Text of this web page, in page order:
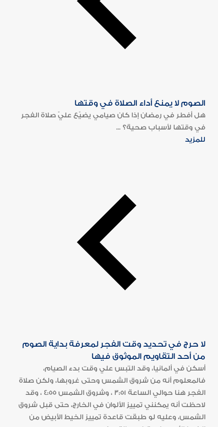
الصوم لا يمنع أداء الصلاة في وقتها
هل أفطر في رمضان إذا كان صيامي يضيّع عليّ صلاة الفجر
في وقتها لأسباب صحية؟ ...
للمزيد
لا حرج في تحديد وقت الفجر لمعرفة بداية الصوم
من أحد التقاويم الموثوق فيها
أسكن في ألمانيا، وقد التبس علي وقت بدء الصيام،
فالمعلوم أنه من شروق الشمس وحتى غروبها، ولكن صلاة
الفجر هنا حوالي الساعة 3:51 ، وشروق الشمس 4:55 ، وقد
لاحظت أنه يمكنني تمييز الألوان في الخارج، حتى قبل شروق
الشمس، وعليه لو طبقت قاعدة تمييز الخيط الأبيض من